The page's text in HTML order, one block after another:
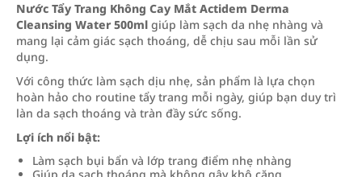
Nước Tẩy Trang Không Cay Mắt Actidem Derma
Cleansing Water 500ml giúp làm sạch da nhẹ nhàng và
mang lại cảm giác sạch thoáng, dễ chịu sau mỗi lần sử
dụng.
Với công thức làm sạch dịu nhẹ, sản phẩm là lựa chọn
hoàn hảo cho routine tẩy trang mỗi ngày, giúp bạn duy trì
làn da sạch thoáng và tràn đầy sức sống.
Lợi ích nổi bật:
Làm sạch bụi bẩn và lớp trang điểm nhẹ nhàng